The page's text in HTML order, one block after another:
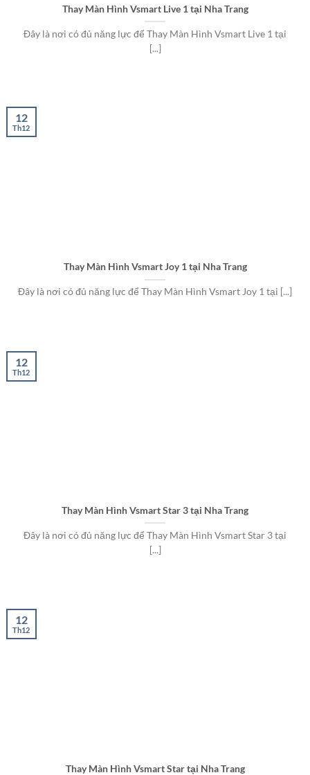
Thay Màn Hình Vsmart Live 1 tại Nha Trang
Đây là nơi có đủ năng lực để Thay Màn Hình Vsmart Live 1 tại
[...]
Thay Màn Hình Vsmart Joy 1 tại Nha Trang
Đây là nơi có đủ năng lực để Thay Màn Hình Vsmart Joy 1 tại [...]
12
Th12
Thay Màn Hình Vsmart Star 3 tại Nha Trang
Đây là nơi có đủ năng lực để Thay Màn Hình Vsmart Star 3 tại
[...]
12
Th12
Thay Màn Hình Vsmart Star tại Nha Trang
12
Th12